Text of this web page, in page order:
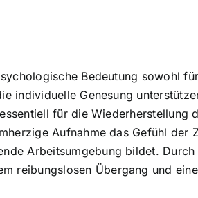
Bedeutung sowohl
individuelle Genesung
für die Wiederherstellung
Aufnahme das Gefühl der
Arbeitsumgebung bildet.
reibungslosen Übergang und